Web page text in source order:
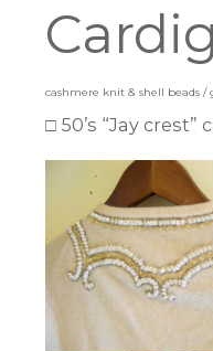
cashmere knit & shell beads /
□ 50’s “Jay